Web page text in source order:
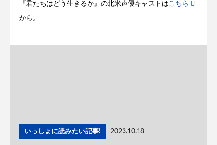
『君たちはどう生きるか』の北米声優キャストはこちら
から。
いっしょに読みたい記事! 2023.10.18